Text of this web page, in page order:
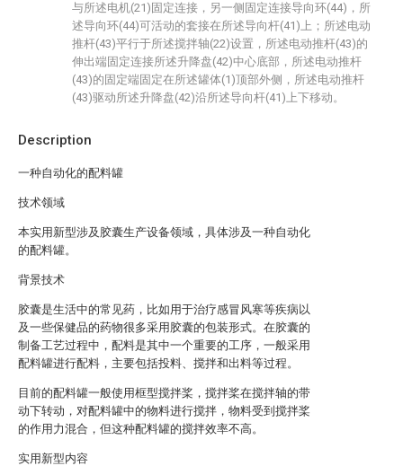
Description
一种自动化的配料罐
技术领域
本实用新型涉及胶囊生产设备领域，具体涉及一种自动化
的配料罐。
背景技术
胶囊是生活中的常见药，比如用于治疗感冒风寒等疾病以
及一些保健品的药物很多采用胶囊的包装形式。在胶囊的
制备工艺过程中，配料是其中一个重要的工序，一般采用
配料罐进行配料，主要包括投料、搅拌和出料等过程。
目前的配料罐一般使用框型搅拌桨，搅拌桨在搅拌轴的带
动下转动，对配料罐中的物料进行搅拌，物料受到搅拌桨
的作用力混合，但这种配料罐的搅拌效率不高。
实用新型内容
与所述电机(21)固定连接，另一侧固定连接导向环(44)，所
述导向环(44)可活动的套接在所述导向杆(41)上；所述电动
推杆(43)平行于所述搅拌轴(22)设置，所述电动推杆(43)的
伸出端固定连接所述升降盘(42)中心底部，所述电动推杆
(43)的固定端固定在所述罐体(1)顶部外侧，所述电动推杆
(43)驱动所述升降盘(42)沿所述导向杆(41)上下移动。